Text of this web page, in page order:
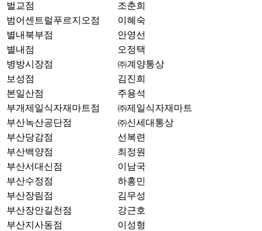
벌교점
조춘희
범어센트럴푸르지오점
이혜숙
별내북부점
안영선
별내점
오정택
병방시장점
㈜계양통상
보성점
김진희
본일산점
주용석
부개제일식자재마트점
㈜제일식자재마트
부산녹산공단점
㈜신세대통상
부산당감점
선복련
부산백양점
최정원
부산서대신점
이남국
부산수정점
하홍민
부산장림점
김무성
부산장안길천점
강근호
부산지사동점
이성형